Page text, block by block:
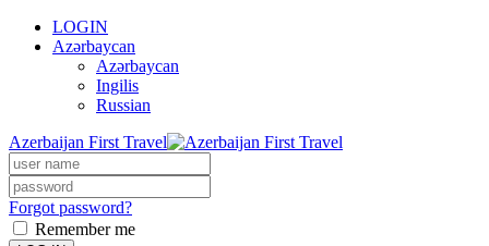
LOGIN
Azərbaycan
Azərbaycan
Ingilis
Russian
Azerbaijan First Travel
Forgot password?
Remember me